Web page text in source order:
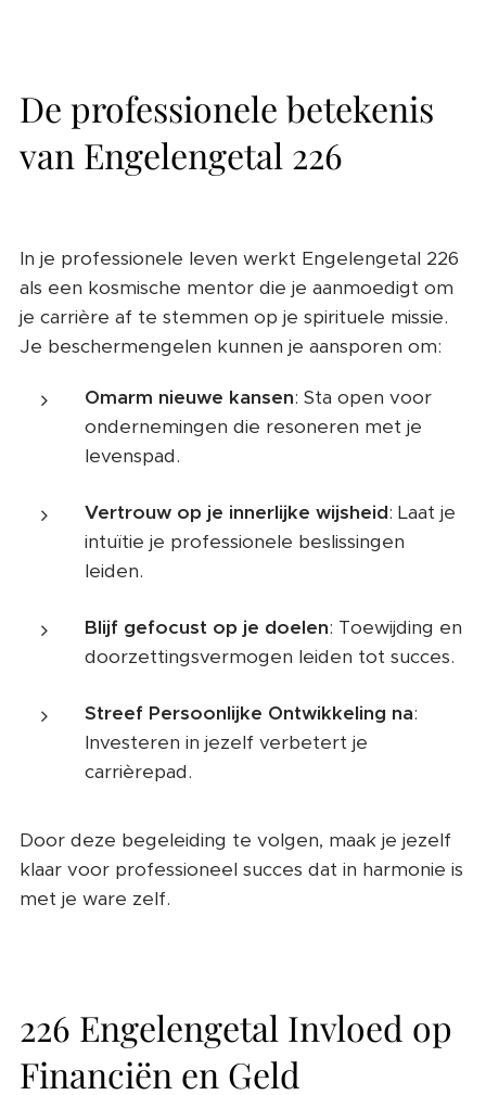
De professionele betekenis
van Engelengetal 226
In je professionele leven werkt Engelengetal 226
als een kosmische mentor die je aanmoedigt om
je carrière af te stemmen op je spirituele missie.
Je beschermengelen kunnen je aansporen om:
Omarm nieuwe kansen: Sta open voor
ondernemingen die resoneren met je
levenspad.
Vertrouw op je innerlijke wijsheid: Laat je
intuïtie je professionele beslissingen
leiden.
Blijf gefocust op je doelen: Toewijding en
doorzettingsvermogen leiden tot succes.
Streef Persoonlijke Ontwikkeling na:
Investeren in jezelf verbetert je
carrièrepad.
Door deze begeleiding te volgen, maak je jezelf
klaar voor professioneel succes dat in harmonie is
met je ware zelf.
226 Engelengetal Invloed op
Financiën en Geld